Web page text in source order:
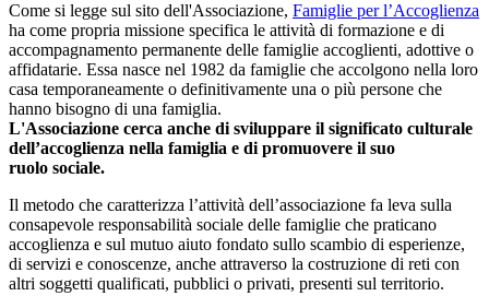
Come si legge sul sito dell'Associazione, Famiglie per l’Accoglienza
ha come propria missione specifica le attività di formazione e di
accompagnamento permanente delle famiglie accoglienti, adottive o
affidatarie. Essa nasce nel 1982 da famiglie che accolgono nella loro
casa temporaneamente o definitivamente una o più persone che
hanno bisogno di una famiglia.
L'Associazione cerca anche di sviluppare il significato culturale
dell’accoglienza nella famiglia e di promuovere il suo
ruolo sociale.
Il metodo che caratterizza l’attività dell’associazione fa leva sulla
consapevole responsabilità sociale delle famiglie che praticano
accoglienza e sul mutuo aiuto fondato sullo scambio di esperienze,
di servizi e conoscenze, anche attraverso la costruzione di reti con
altri soggetti qualificati, pubblici o privati, presenti sul territorio.